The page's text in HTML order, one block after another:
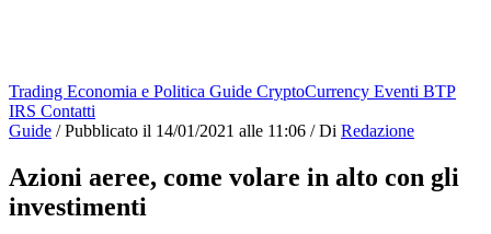
Trading Economia e Politica Guide CryptoCurrency Eventi BTP
IRS Contatti
Guide / Pubblicato il 14/01/2021 alle 11:06 / Di Redazione
Azioni aeree, come volare in alto con gli
investimenti